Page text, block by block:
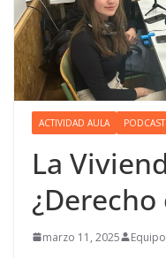
ACTIVIDAD AULA PODCAST
La
marzo 11, 2025